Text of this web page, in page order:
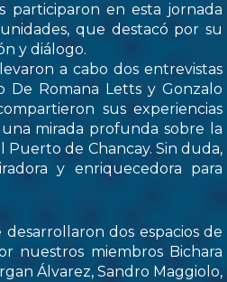
participaron en esta jornada
que destacó por su
y diálogo.
a cabo dos entrevistas
De Romana Letts y Gonzalo
sus experiencias
mirada profunda sobre la
Puerto de Chancay. Sin duda,
y enriquecedora para
desarrollaron dos espacios de
nuestros miembros Bichara
Álvarez, Sandro Maggiolo,